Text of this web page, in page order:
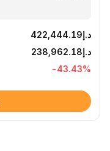
د.إ422,444.19
د.إ238,962.18
-43.43%